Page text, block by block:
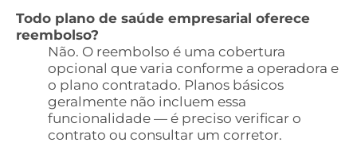
Todo plano de saúde empresarial oferece
reembolso?
Não. O reembolso é uma cobertura
opcional que varia conforme a operadora e
o plano contratado. Planos básicos
geralmente não incluem essa
funcionalidade — é preciso verificar o
contrato ou consultar um corretor.